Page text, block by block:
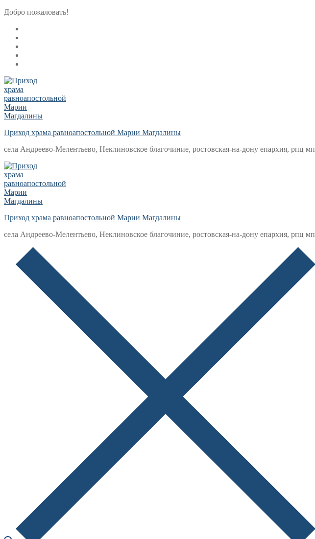
Перейти
содержимому
Меню
Закрыть
Добро пожаловать!
Приход храма равноапостольной Марии Магдалины
села Андреево-Мелентьево, Неклиновское благочиние, ростовская-на-дону епархия, рпц мп
Приход храма равноапостольной Марии Магдалины
села Андреево-Мелентьево, Неклиновское благочиние, ростовская-на-дону епархия, рпц мп